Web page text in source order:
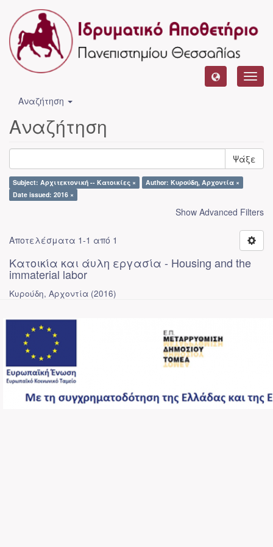
Αναζήτηση
Αναζήτηση
Ψάξε
Subject: Αρχιτεκτονική -- Κατοικίες ×
Author: Κυρούδη, Αρχοντία ×
Date issued: 2016 ×
Show Advanced Filters
Αποτελέσματα 1-1 από 1
Κατοικία και άυλη εργασία - Housing and the
immaterial labor
Κυρούδη, Αρχοντία (2016)